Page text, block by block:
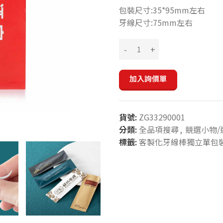
包裝尺寸:35*95mm左右
牙線尺寸:75mm左右
加入詢價單
貨號: ZG33290001
分類: 全品項搜尋, 競選小物/
標籤: 客製化牙線棒獨立單包